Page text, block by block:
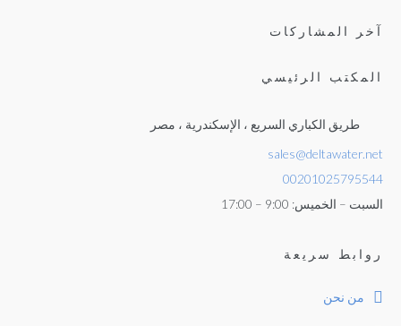
آخر المشاركات
المكتب الرئيسي
طريق الكباري السريع ، الإسكندرية ، مصر
sales@deltawater.net
00201025795544
السبت – الخميس: 9:00 – 17:00
روابط سريعة
من نحن